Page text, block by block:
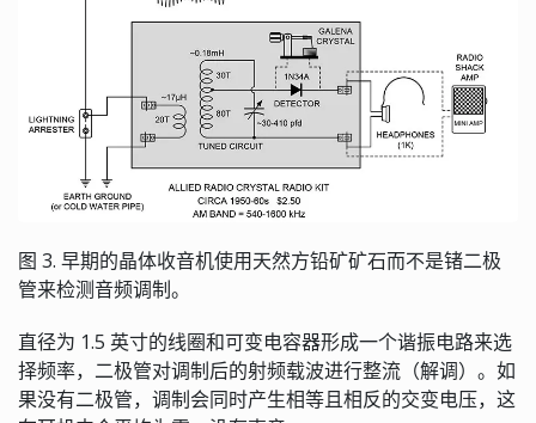
图 3. 早期的晶体收音机使用天然方铅矿矿石而不是锗二极
管来检测音频调制。
直径为 1.5 英寸的线圈和可变电容器形成一个谐振电路来选
择频率，二极管对调制后的射频载波进行整流（解调）。如
果没有二极管，调制会同时产生相等且相反的交变电压，这